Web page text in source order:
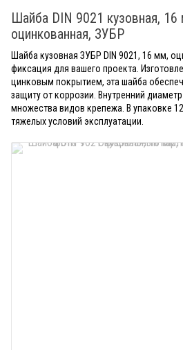
Шайба DIN 9021 кузовная, 16
оцинкованная, ЗУБР
Шайба кузовная ЗУБР DIN 9021, 16 мм,
фиксация для вашего проекта.
цинковым покрытием, эта шайба
защиту от коррозии. Внутренний
множества видов крепежа. В упаковке
тяжелых условий эксплуатации.